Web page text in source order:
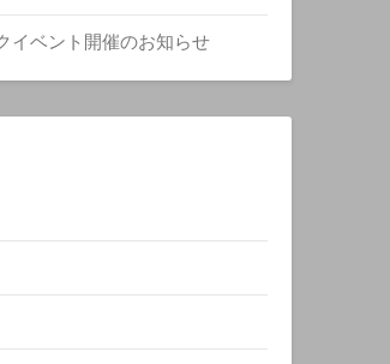
イベント開催のお知らせ